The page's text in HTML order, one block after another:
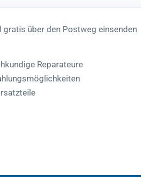
über den Postweg einsenden
Reparateure